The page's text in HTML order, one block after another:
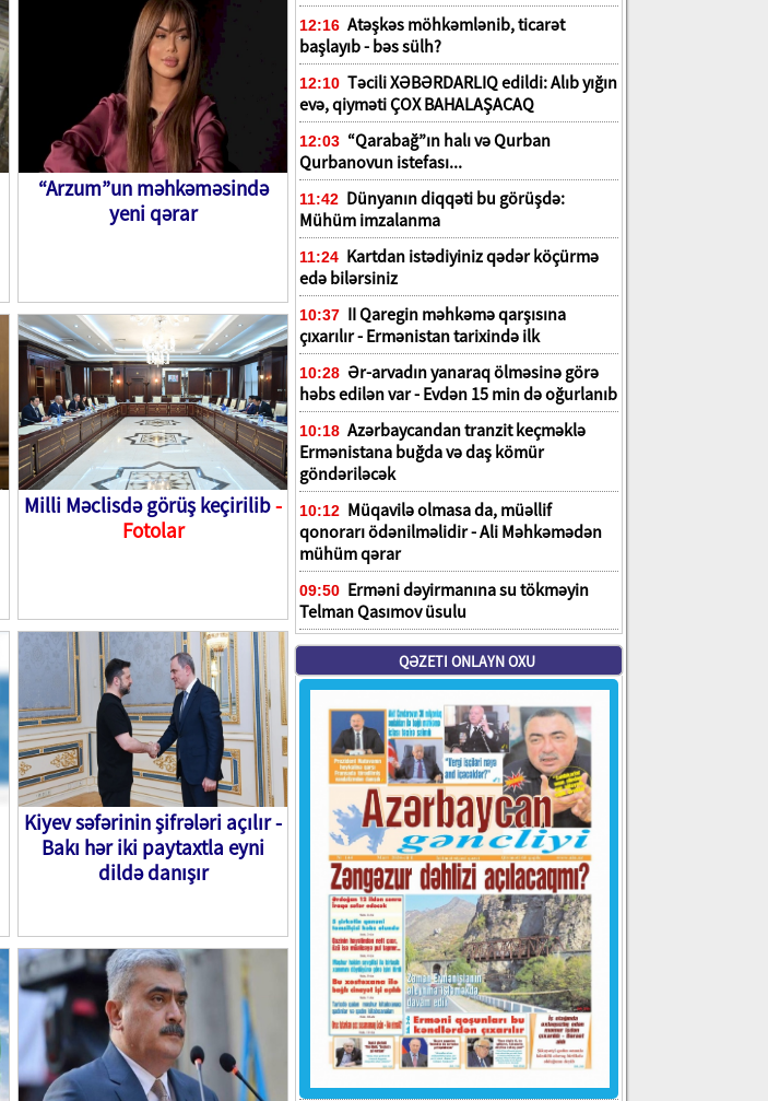
“Arzum”un məhkəməsində
yeni qərar
Milli Məclisdə görüş keçirilib-
Fotolar
Kiyev səfərinin şifrələri açılır -
Bakı hər iki paytaxtla eyni
dildə danışır
12:16 Atəşkəs möhkəmlənib, ticarət
başlayıb - bəs sülh?
12:10 Təcili XƏBƏRDARLIQ edildi: Alıb yığın
evə, qiyməti ÇOX BAHALAŞACAQ
12:03 “Qarabağ”ın halı və Qurban
Qurbanovun istefası...
11:42 Dünyanın diqqəti bu görüşdə:
Mühüm imzalanma
11:24 Kartdan istədiyiniz qədər köçürmə
edə bilərsiniz
10:37 II Qaregin məhkəmə qarşısına
çıxarılır - Ermənistan tarixində ilk
10:28 Ər-arvadın yanaraq ölməsinə görə
həbs edilən var - Evdən 15 min də oğurlanıb
10:18 Azərbaycandan tranzit keçməklə
Ermənistana buğda və daş kömür
göndəriləcək
10:12 Müqavilə olmasa da, müəllif
qonorarı ödənilməlidir - Ali Məhkəmədən
mühüm qərar
09:50 Erməni dəyirmanına su tökməyin
Telman Qasımov üsulu
QƏZETI ONLAYN OXU